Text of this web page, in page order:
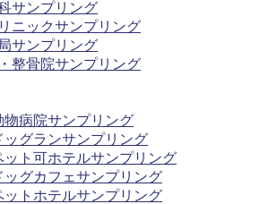
サンプリング
ニックサンプリング
サンプリング
整骨院サンプリング
物病院サンプリング
ッグランサンプリング
ット可ホテルサンプリング
ッグカフェサンプリング
ットホテルサンプリング